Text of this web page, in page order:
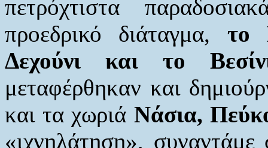
πετρόχτιστα
προεδρικό διάταγμα, το
Δεχούνι και το
μεταφέρθηκαν και
και τα χωριά Νάσια,
«ιχνηλάτηση»,